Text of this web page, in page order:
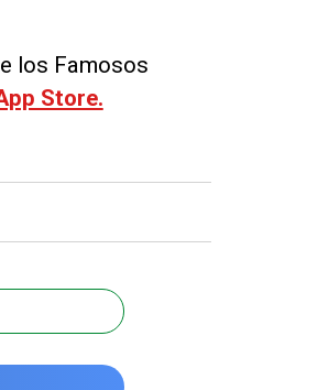
los Famosos
Store.